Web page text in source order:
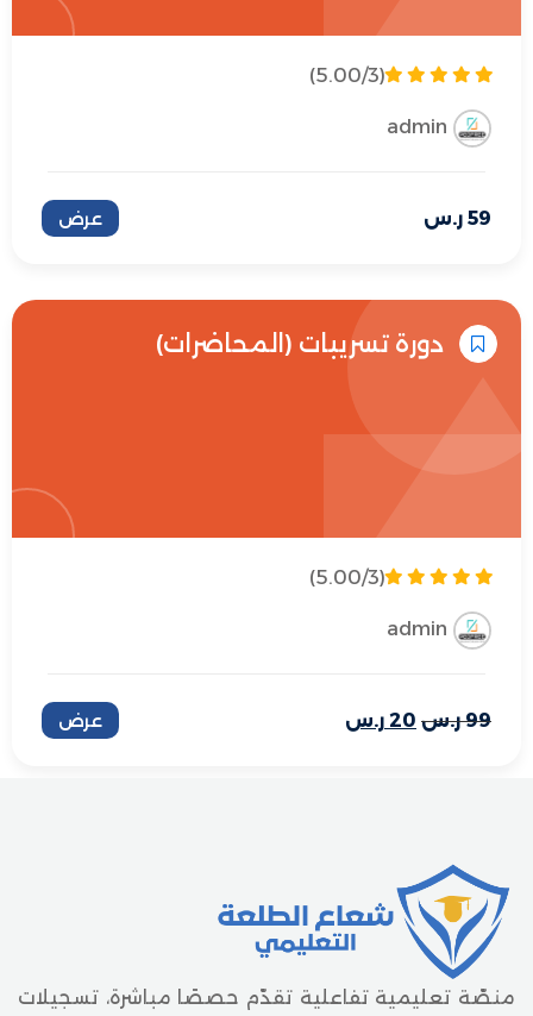
(5.00/3)
admin
59 ر.س عرض
دورة تسريبات (المحاضرات)
(5.00/3)
admin
99 ر.س 20 ر.س عرض
منصّة تعليمية تفاعلية تقدّم حصصًا مباشرة، تسجيلات